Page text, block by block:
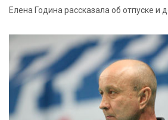
Елена Година рассказала об отпуске и